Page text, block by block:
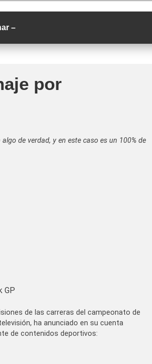
–
por
de verdad, y en este caso es un 100% de
GP
de las carreras del campeonato de
ha anunciado en su cuenta
de contenidos deportivos: